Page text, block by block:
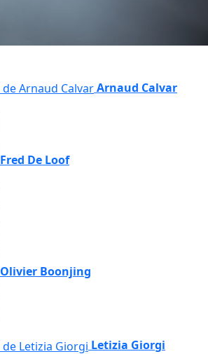
Arnaud Calvar
Fred De Loof
Olivier Boonjing
Letizia Giorgi